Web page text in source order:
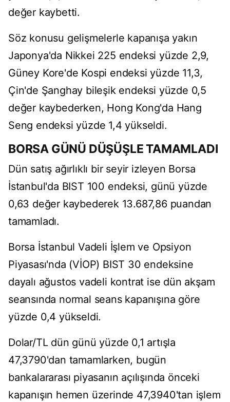
değer kaybetti.
Söz konusu gelişmelerle kapanışa yakın
Japonya'da Nikkei 225 endeksi yüzde 2,9,
Güney Kore'de Kospi endeksi yüzde 11,3,
Çin'de Şanghay bileşik endeksi yüzde 0,5
değer kaybederken, Hong Kong'da Hang
Seng endeksi yüzde 1,4 yükseldi.
BORSA GÜNÜ DÜŞÜŞLE TAMAMLADI
Dün satış ağırlıklı bir seyir izleyen Borsa
İstanbul'da BIST 100 endeksi, günü yüzde
0,63 değer kaybederek 13.687,86 puandan
tamamladı.
Borsa İstanbul Vadeli İşlem ve Opsiyon
Piyasası'nda (VİOP) BIST 30 endeksine
dayalı ağustos vadeli kontrat ise dün akşam
seansında normal seans kapanışına göre
yüzde 0,4 yükseldi.
Dolar/TL dün günü yüzde 0,1 artışla
47,3790'dan tamamlarken, bugün
bankalararası piyasanın açılışında önceki
kapanışın hemen üzerinde 47,3940'tan işlem